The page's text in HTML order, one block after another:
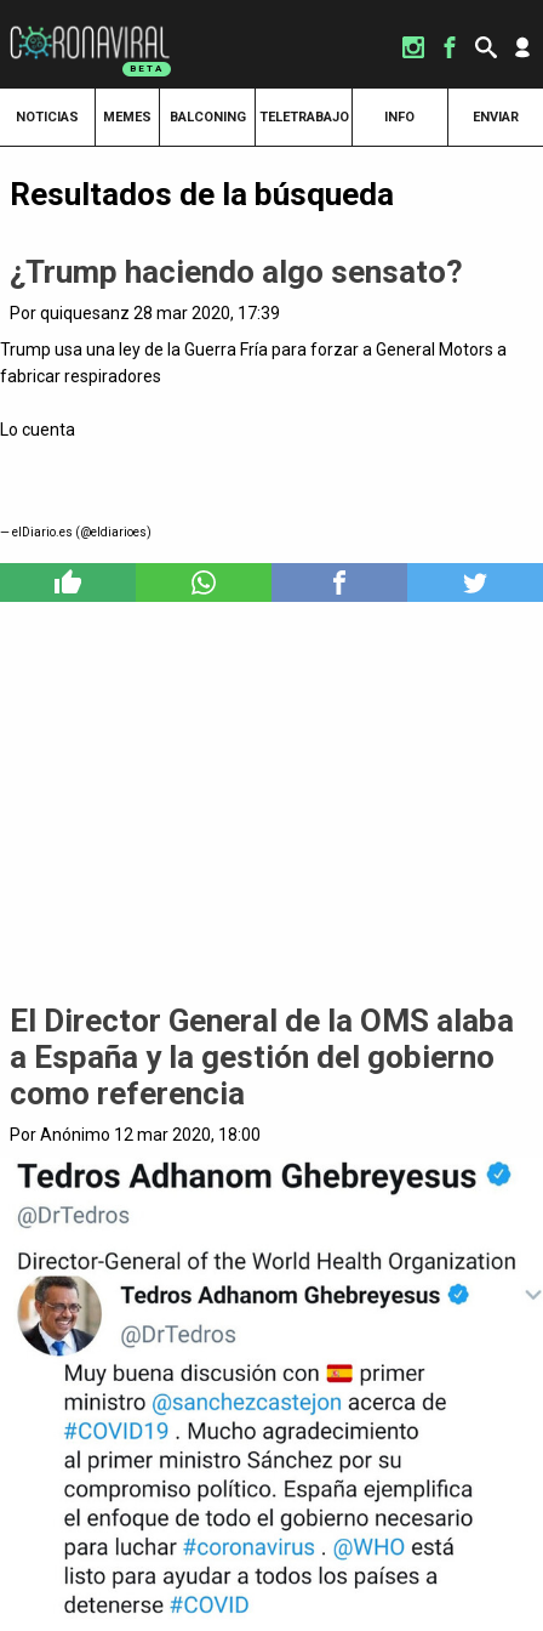
NOTICIAS MEMES BALCONING TELETRABAJO INFO ENVIAR
Resultados de la búsqueda
¿Trump haciendo algo sensato?
Por quiquesanz 28 mar 2020, 17:39
Trump usa una ley de la Guerra Fría para forzar a General Motors a
fabricar respiradores
Lo cuenta
— elDiario.es (@eldiarioes)
El Director General de la OMS alaba
a España y la gestión del gobierno
como referencia
Por Anónimo 12 mar 2020, 18:00